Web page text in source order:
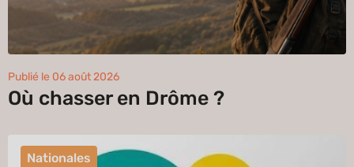
Publié le 06 août 2026
Où chasser en Drôme ?
Nationales